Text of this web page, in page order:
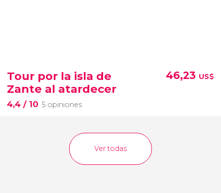
Tour por la isla de
Zante al atardecer
4,4 / 10 5 opiniones
46,23 US$
Ver todas